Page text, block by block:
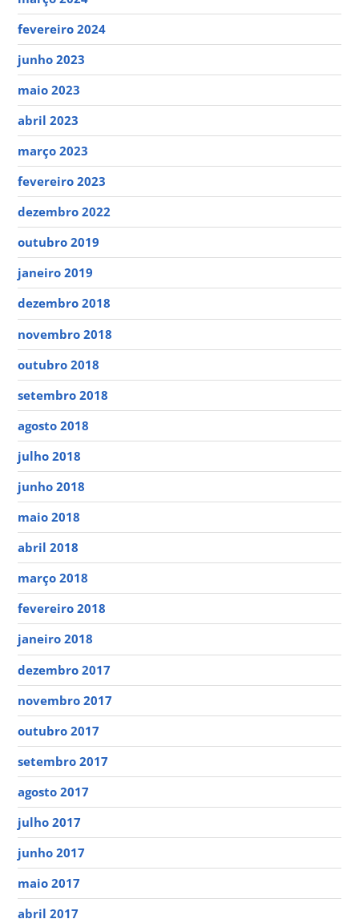
fevereiro 2024
junho 2023
maio 2023
abril 2023
março 2023
fevereiro 2023
dezembro 2022
outubro 2019
janeiro 2019
dezembro 2018
novembro 2018
outubro 2018
setembro 2018
agosto 2018
julho 2018
junho 2018
maio 2018
abril 2018
março 2018
fevereiro 2018
janeiro 2018
dezembro 2017
novembro 2017
outubro 2017
setembro 2017
agosto 2017
julho 2017
junho 2017
maio 2017
abril 2017